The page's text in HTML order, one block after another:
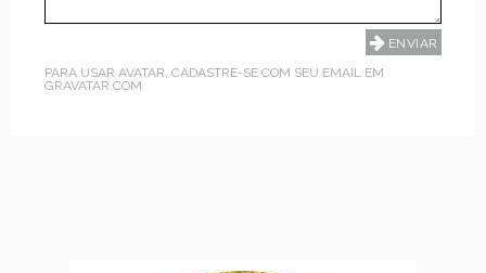
PARA USAR AVATAR, CADASTRE-SE COM SEU EMAIL EM
GRAVATAR.COM